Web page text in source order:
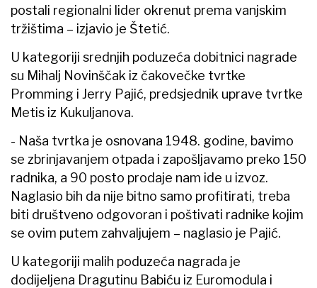
postali regionalni lider okrenut prema vanjskim
tržištima – izjavio je Štetić.
U kategoriji srednjih poduzeća dobitnici nagrade
su Mihalj Novinščak iz čakovečke tvrtke
Promming i Jerry Pajić, predsjednik uprave tvrtke
Metis iz Kukuljanova.
- Naša tvrtka je osnovana 1948. godine, bavimo
se zbrinjavanjem otpada i zapošljavamo preko 150
radnika, a 90 posto prodaje nam ide u izvoz.
Naglasio bih da nije bitno samo profitirati, treba
biti društveno odgovoran i poštivati radnike kojim
se ovim putem zahvaljujem – naglasio je Pajić.
U kategoriji malih poduzeća nagrada je
dodijeljena Dragutinu Babiću iz Euromodula i